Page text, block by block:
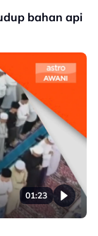
bahan api
01:23